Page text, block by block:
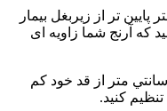
بايد 2 تا 3 سانتی متر پايين تر از زيربغل بیمار
که آرنج شما زاويه ای
اگر ايستادن براي شما دشوار است، 40 سانتي متر از قد خود کم
کنيد.